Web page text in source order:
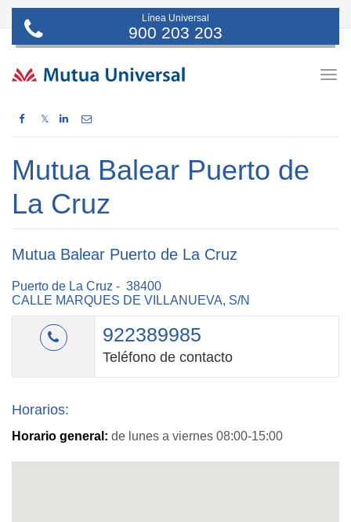
Línea Universal
900 203 203
𝕏
Mutua Balear Puerto de
La Cruz
Mutua Balear Puerto de La Cruz
Puerto de La Cruz - 38400
CALLE MARQUES DE VILLANUEVA, S/N
922389985
Teléfono de contacto
Horarios:
Horario general: de lunes a viernes 08:00-15:00